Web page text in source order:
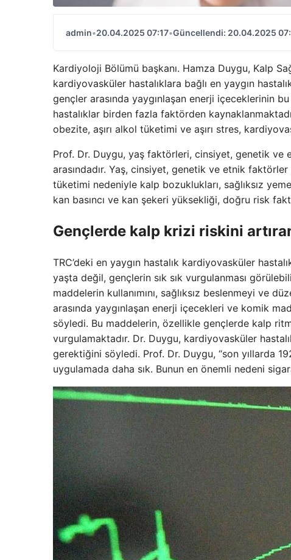
admin•20.04.2025 07:17•Güncellendi: 20.04.2025
Kardiyoloji Bölümü başkanı. Hamza Duygu, Kalp
kardiyovasküler hastalıklara bağlı en yaygın
gençler arasında yaygınlaşan enerji içeceklerinin
hastalıklar birden fazla faktörden
obezite, aşırı alkol tüketimi ve aşırı stres,
Prof. Dr. Duygu, yaş faktörleri, cinsiyet, genetik ve
arasındadır. Yaş, cinsiyet, genetik ve etnik
tüketimi nedeniyle kalp bozuklukları, sağlıksız
kan basıncı ve kan şekeri yüksekliği, doğru risk
Gençlerde kalp krizi riskini
TRC’deki en yaygın hastalık kardiyovasküler
yaşta değil, gençlerin sık sık vurgulanması
maddelerin kullanımını, sağlıksız beslenmeyi ve
arasında yaygınlaşan enerji içecekleri ve komik
söyledi. Bu maddelerin, özellikle gençlerde kalp
vurgulamaktadır. Dr. Duygu, kardiyovasküler
gerektiğini söyledi. Prof. Dr. Duygu, “son yıllarda
uygulamada daha sık. Bunun en önemli nedeni